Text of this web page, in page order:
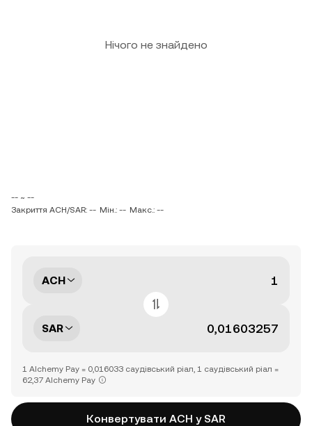
Нічого не знайдено
-- ~ --
Закриття ACH/SAR: -- Мін.: -- Макс.: --
ACH
SAR
1 Alchemy Pay = 0,016033 саудівський ріал, 1 саудівський ріал =
62,37 Alchemy Pay
Конвертувати ACH у SAR